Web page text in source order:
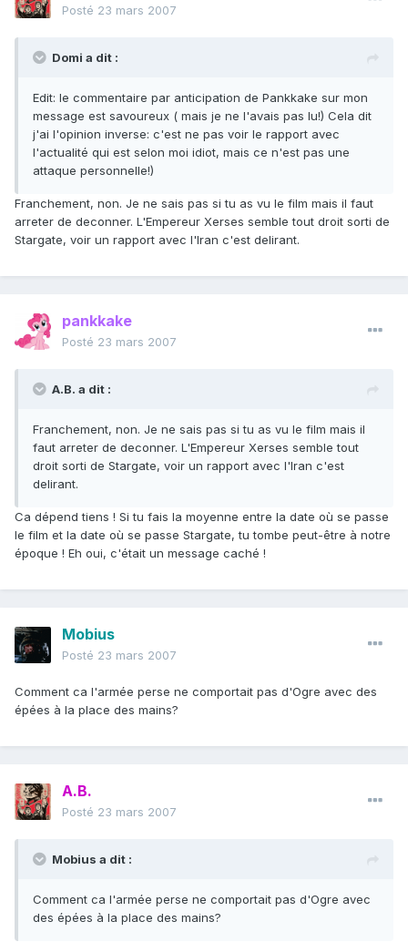
Posté 23 mars 2007
Domi a dit :
Edit: le commentaire par anticipation de Pankkake sur mon
message est savoureux ( mais je ne l'avais pas lu!) Cela dit
j'ai l'opinion inverse: c'est ne pas voir le rapport avec
l'actualité qui est selon moi idiot, mais ce n'est pas une
attaque personnelle!)
Franchement, non. Je ne sais pas si tu as vu le film mais il faut
arreter de deconner. L'Empereur Xerses semble tout droit sorti de
Stargate, voir un rapport avec l'Iran c'est delirant.
pankkake
Posté 23 mars 2007
A.B. a dit :
Franchement, non. Je ne sais pas si tu as vu le film mais il
faut arreter de deconner. L'Empereur Xerses semble tout
droit sorti de Stargate, voir un rapport avec l'Iran c'est
delirant.
Ca dépend tiens ! Si tu fais la moyenne entre la date où se passe
le film et la date où se passe Stargate, tu tombe peut-être à notre
époque ! Eh oui, c'était un message caché !
Mobius
Posté 23 mars 2007
Comment ca l'armée perse ne comportait pas d'Ogre avec des
épées à la place des mains?
A.B.
Posté 23 mars 2007
Mobius a dit :
Comment ca l'armée perse ne comportait pas d'Ogre avec
des épées à la place des mains?